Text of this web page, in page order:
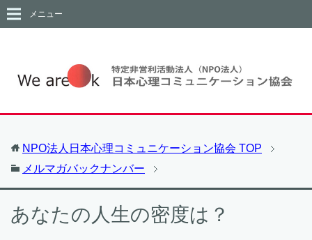
メニュー
NPO法人日本心理コミュニケーション協会 TOP
メルマガバックナンバー
あなたの人生の密度は？